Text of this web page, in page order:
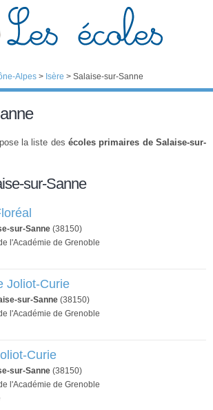
Alpes > Isère > Salaise-sur-Sanne
la liste des écoles primaires de Salaise-sur-
sur-Sanne
sur-Sanne (38150)
l'Académie de Grenoble
Joliot-Curie
sur-Sanne (38150)
l'Académie de Grenoble
Curie
sur-Sanne (38150)
l'Académie de Grenoble